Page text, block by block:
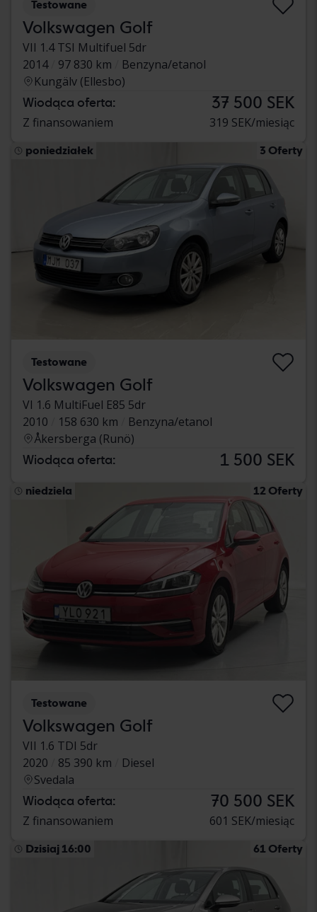
Testowane
Volkswagen Golf
VII 1.4 TSI Multifuel 5dr
2014
97 830 km
Benzyna/etanol
Kungälv (Ellesbo)
Wiodąca oferta: 37 500 SEK
Z finansowaniem 319 SEK/miesiąc
poniedziałek 3 Oferty
Testowane
Volkswagen Golf
VI 1.6 MultiFuel E85 5dr
2010
158 630 km
Benzyna/etanol
Åkersberga (Runö)
Wiodąca oferta: 1 500 SEK
niedziela 12 Oferty
Testowane
Volkswagen Golf
VII 1.6 TDI 5dr
2020
85 390 km
Diesel
Svedala
Wiodąca oferta: 70 500 SEK
Z finansowaniem 601 SEK/miesiąc
Dzisiaj 16:00 61 Oferty